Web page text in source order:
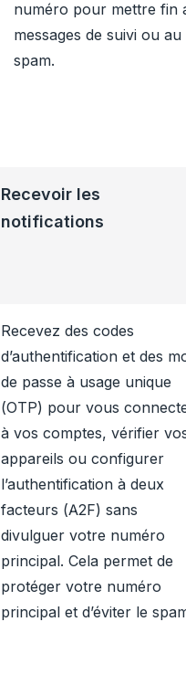
numéro pour mettre fin
messages de suivi ou au
spam.
Recevoir les
notifications
Recevez des codes
d’authentification et des
de passe à usage unique
(OTP) pour vous
à vos comptes, vérifier
appareils ou configurer
l’authentification à deux
facteurs (A2F) sans
divulguer votre numéro
principal. Cela permet de
protéger votre numéro
principal et d’éviter le